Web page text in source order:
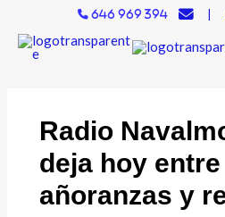
contenido
646 969 394 |
Radio
deja hoy entre
añoranzas y